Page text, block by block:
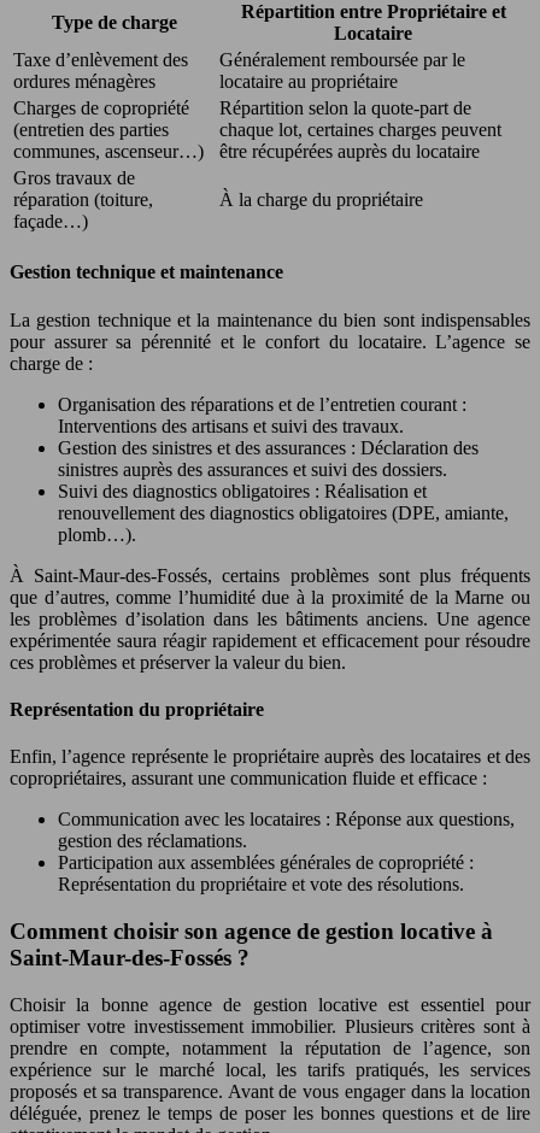
Type de charge
Répartition entre Propriétaire et
Locataire
Taxe d’enlèvement des
ordures ménagères
Généralement remboursée par le
locataire au propriétaire
Charges de copropriété
(entretien des parties
communes, ascenseur…)
Répartition selon la quote-part de
chaque lot, certaines charges peuvent
être récupérées auprès du locataire
Gros travaux de
réparation (toiture,
façade…)
À la charge du propriétaire
Gestion technique et maintenance
La gestion technique et la maintenance du bien sont indispensables
pour assurer sa pérennité et le confort du locataire. L’agence se
charge de :
Organisation des réparations et de l’entretien courant :
Interventions des artisans et suivi des travaux.
Gestion des sinistres et des assurances : Déclaration des
sinistres auprès des assurances et suivi des dossiers.
Suivi des diagnostics obligatoires : Réalisation et
renouvellement des diagnostics obligatoires (DPE, amiante,
plomb…).
À Saint-Maur-des-Fossés, certains problèmes sont plus fréquents
que d’autres, comme l’humidité due à la proximité de la Marne ou
les problèmes d’isolation dans les bâtiments anciens. Une agence
expérimentée saura réagir rapidement et efficacement pour résoudre
ces problèmes et préserver la valeur du bien.
Représentation du propriétaire
Enfin, l’agence représente le propriétaire auprès des locataires et des
copropriétaires, assurant une communication fluide et efficace :
Communication avec les locataires : Réponse aux questions,
gestion des réclamations.
Participation aux assemblées générales de copropriété :
Représentation du propriétaire et vote des résolutions.
Comment choisir son agence de gestion locative à
Saint-Maur-des-Fossés ?
Choisir la bonne agence de gestion locative est essentiel pour
optimiser votre investissement immobilier. Plusieurs critères sont à
prendre en compte, notamment la réputation de l’agence, son
expérience sur le marché local, les tarifs pratiqués, les services
proposés et sa transparence. Avant de vous engager dans la location
déléguée, prenez le temps de poser les bonnes questions et de lire